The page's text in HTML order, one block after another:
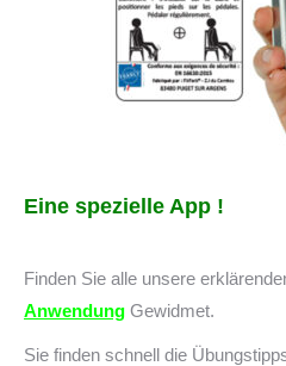
Eine spezielle App !
Finden Sie alle unsere
Anwendung Gewidmet.
Sie finden schnell die